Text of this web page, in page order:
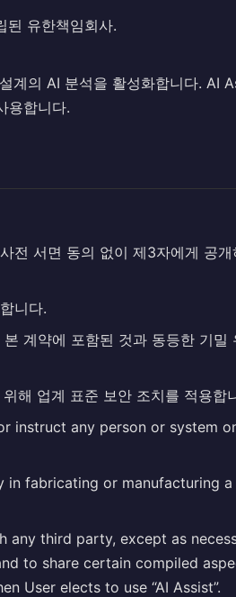
유한책임회사.
계의 AI 분석을 활성화합니다. AI
용합니다.
전 서면 동의 없이 제3자에게 공
니다.
계약에 포함된 것과 동등한 기밀
해 업계 표준 보안 조치를 적용합
instruct any person or system
in fabricating or manufacturing
any third party, except as
to share certain compiled
User elects to use “AI Assist”.